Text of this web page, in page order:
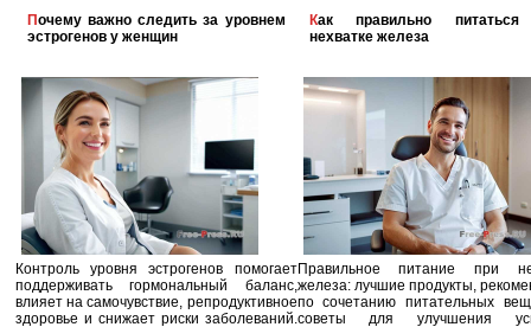
Почему важно следить за уровнем
эстрогенов у женщин
Контроль уровня эстрогенов помогает
поддерживать гормональный баланс,
влияет на самочувствие, репродуктивное
здоровье и снижает риски заболеваний.
Как правильно питаться при
нехватке железа
Правильное питание при
железа: лучшие продукты,
по сочетанию питательных
советы для улучшения